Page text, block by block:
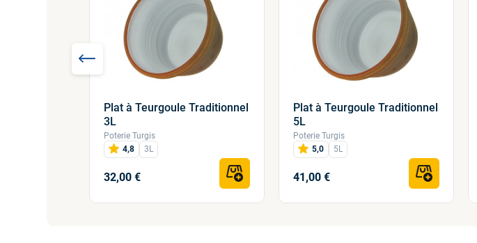
Plat à Teurgoule Traditionnel
3L
Poterie Turgis
4,8
3L
32,00 €
Plat à Teurgoule Traditionnel
5L
Poterie Turgis
5,0
5L
41,00 €